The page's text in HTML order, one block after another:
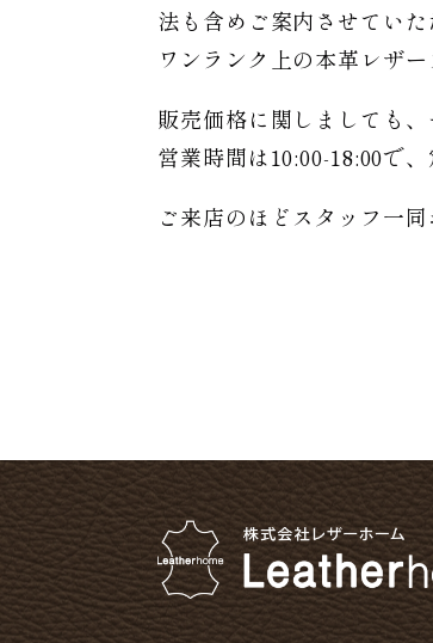
法も含めご案内させていた
ワンランク上の本革レザ
販売価格に関しましても
営業時間は10:00-18:00で
ご来店のほどスタッフ一同